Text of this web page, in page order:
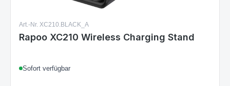
Art.-Nr. XC210.BLACK_A
Rapoo XC210 Wireless Charging Stand
Sofort verfügbar